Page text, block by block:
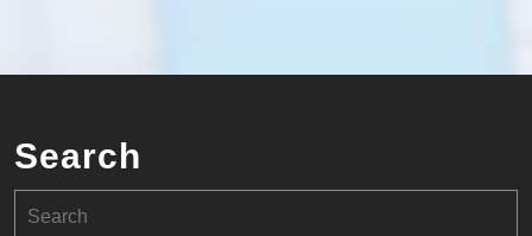
Search
for: